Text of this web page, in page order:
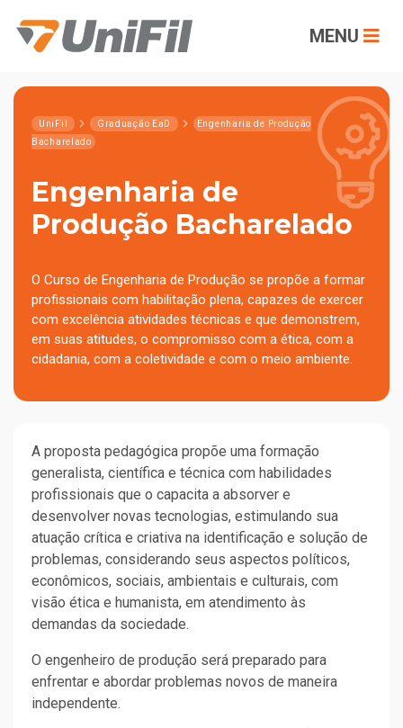
MENU
UniFil Graduação EaD
Engenharia de Produção
Bacharelado
Engenharia de
Produção Bacharelado
O Curso de Engenharia de Produção se propõe a formar
profissionais com habilitação plena, capazes de exercer
com excelência atividades técnicas e que demonstrem,
em suas atitudes, o compromisso com a ética, com a
cidadania, com a coletividade e com o meio ambiente.
A proposta pedagógica propõe uma formação
generalista, científica e técnica com habilidades
profissionais que o capacita a absorver e
desenvolver novas tecnologias, estimulando sua
atuação crítica e criativa na identificação e solução de
problemas, considerando seus aspectos políticos,
econômicos, sociais, ambientais e culturais, com
visão ética e humanista, em atendimento às
demandas da sociedade.
O engenheiro de produção será preparado para
enfrentar e abordar problemas novos de maneira
independente.